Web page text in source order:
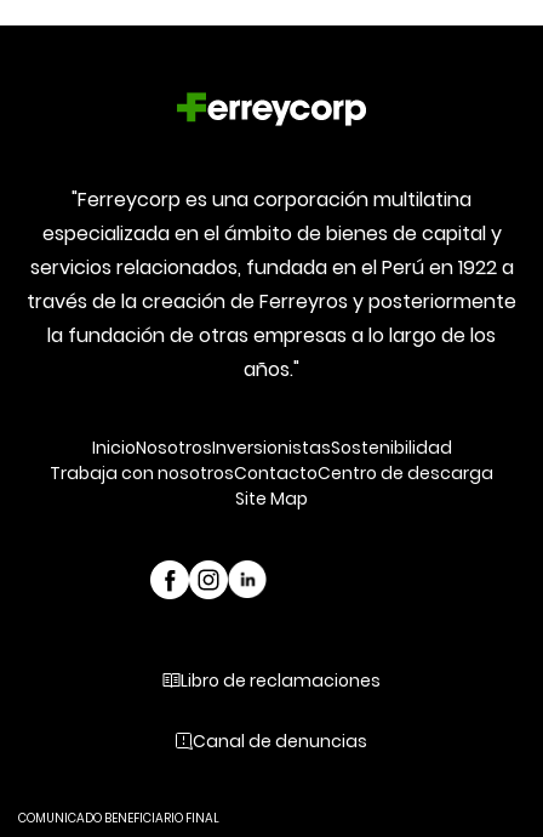
"Ferreycorp es una corporación multilatina
especializada en el ámbito de bienes de capital y
servicios relacionados, fundada en el Perú en 1922 a
través de la creación de Ferreyros y posteriormente
la fundación de otras empresas a lo largo de los
años."
InicioNosotrosInversionistasSostenibilidad
Trabaja con nosotrosContactoCentro de descarga
Site Map
Libro de reclamaciones
Canal de denuncias
COMUNICADO BENEFICIARIO FINAL